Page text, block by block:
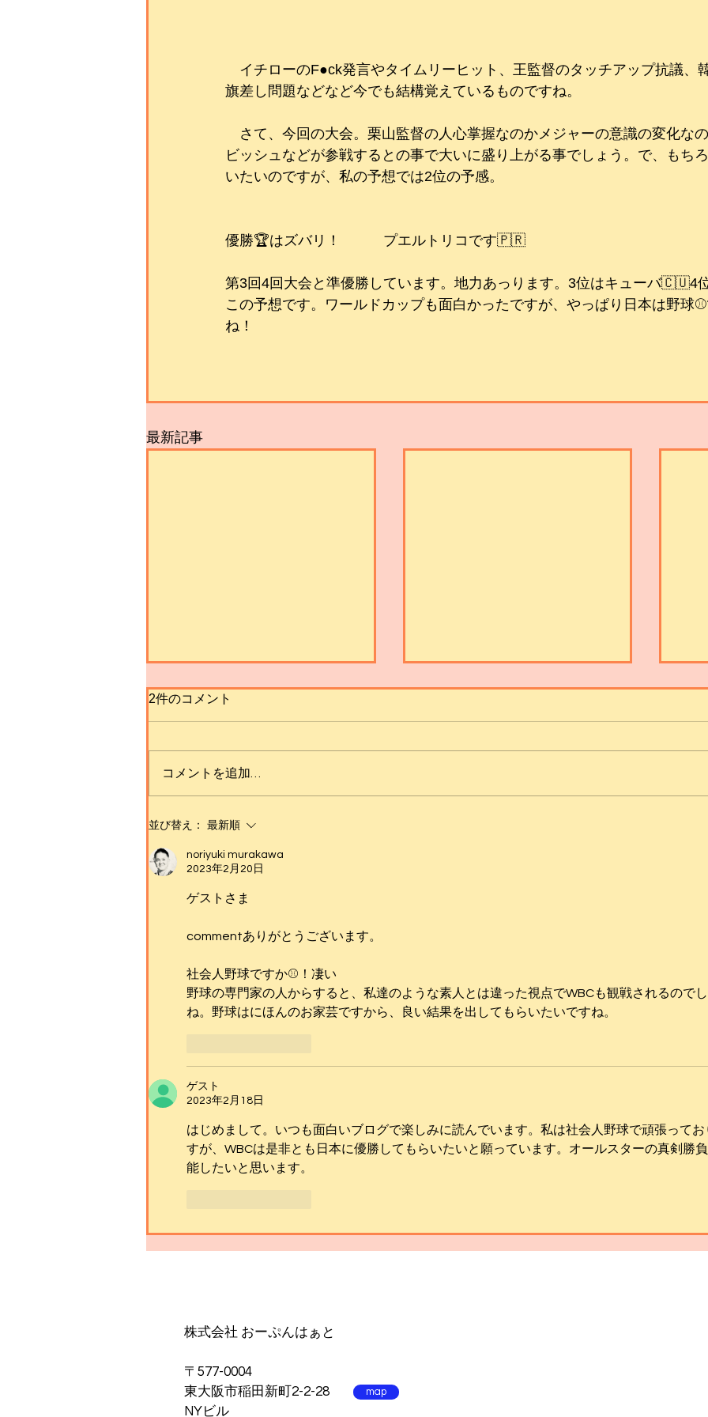
イチローのF●ck発言やタイムリーヒット、王監督のタッチアップ抗議、
旗差し問題などなど今でも結構覚えているものですね。
さて、今回の大会。栗山監督の人心掌握なのかメジャーの意識の変化な
ビッシュなどが参戦するとの事で大いに盛り上がる事でしょう。で、もち
いたいのですが、私の予想では2位の予感。
優勝🏆はズバリ！　　　プエルトリコです🇵🇷
第3回4回大会と準優勝しています。地力あっります。3位はキューバ
この予想です。ワールドカップも面白かったですが、やっぱり日本は野球
ね！
最新記事
【SPECIAL SHOWCASE】
RUSHBALL ( Kyoka &
MAiKA ) │ Red Bull BC One
2018 Japan Cypher
「自分の感受性くらい」
2件のコメント
コメントを追加…
並び替え： 最新順
noriyuki murakawa
2023年2月20日
ゲストさま
commentありがとうございます。
社会人野球ですか⚾️！凄い
野球の専門家の人からすると、私達のような素人とは違った視点でWBCも観戦されるのでし
ね。野球はにほんのお家芸ですから、良い結果を出してもらいたいですね。
ゲスト
2023年2月18日
はじめまして。いつも面白いブログで楽しみに読んでいます。私は社会人野球で頑張ってお
すが、WBCは是非とも日本に優勝してもらいたいと願っています。オールスターの真剣勝
能したいと思います。
​株式会社 おーぷんはぁと
〒577-0004
東大阪市稲田新町2-2-28
NYビル
map